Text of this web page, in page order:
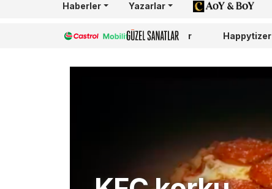
Haberler Yazarlar AoY/BoY
Castrol Güzel Sanatlar Happytizer